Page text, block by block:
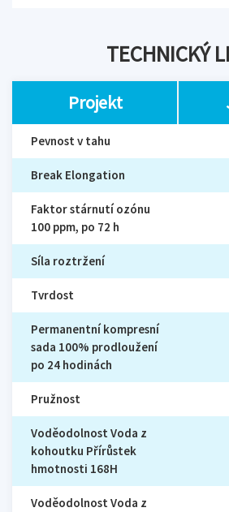
TECHNICKÝ
Projekt
Pevnost v tahu
Break Elongation
Faktor stárnutí ozónu
100 ppm, po 72 h
Síla roztržení
Tvrdost
Permanentní kompresní
sada 100% prodloužení
po 24 hodinách
Pružnost
Voděodolnost Voda z
kohoutku Přírůstek
hmotnosti 168H
Voděodolnost Voda z